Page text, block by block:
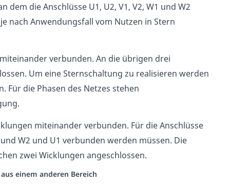
dem die Anschlüsse U1, U2, V1, V2, W1 und W2
nach Anwendungsfall vom Nutzen in Stern
verbunden. An die übrigen drei
Um eine Sternschaltung zu realisieren werden
Für die Phasen des Netzes stehen
miteinander verbunden. Für die Anschlüsse
W2 und U1 verbunden werden müssen. Die
zwei Wicklungen angeschlossen.
einem anderen Bereich